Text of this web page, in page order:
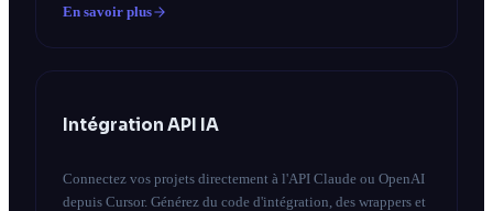
En savoir plus
Intégration API IA
Connectez vos projets directement à l'API Claude ou OpenAI
depuis Cursor. Générez du code d'intégration, des wrappers et